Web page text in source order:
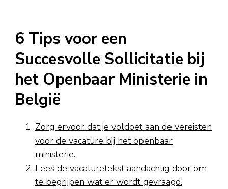
6 Tips voor een
Succesvolle Sollicitatie bij
het Openbaar Ministerie in
België
Zorg ervoor dat je voldoet aan de vereisten
voor de vacature bij het openbaar
ministerie.
Lees de vacaturetekst aandachtig door om
te begrijpen wat er wordt gevraagd.